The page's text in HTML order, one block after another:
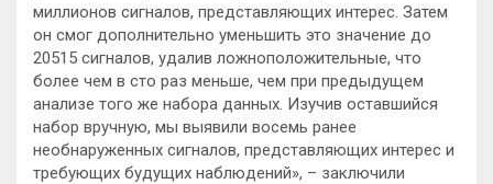
миллионов сигналов, представляющих интерес. Затем
он смог дополнительно уменьшить это значение до
20515 сигналов, удалив ложноположительные, что
более чем в сто раз меньше, чем при предыдущем
анализе того же набора данных. Изучив оставшийся
набор вручную, мы выявили восемь ранее
необнаруженных сигналов, представляющих интерес и
требующих будущих наблюдений», – заключили